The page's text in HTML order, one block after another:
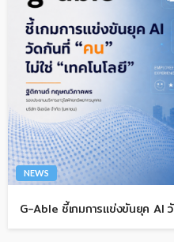
NEWS
G-Able ชี้เกมการแข่งขันยุค AI